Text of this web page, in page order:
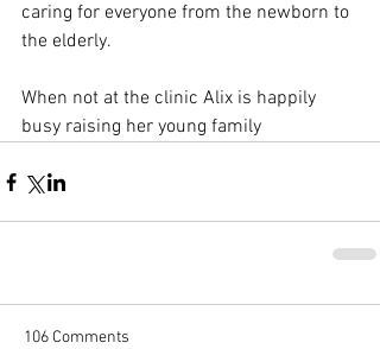
caring for everyone from the newborn to
the elderly.
When not at the clinic Alix is happily
busy raising her young family
106 Comments